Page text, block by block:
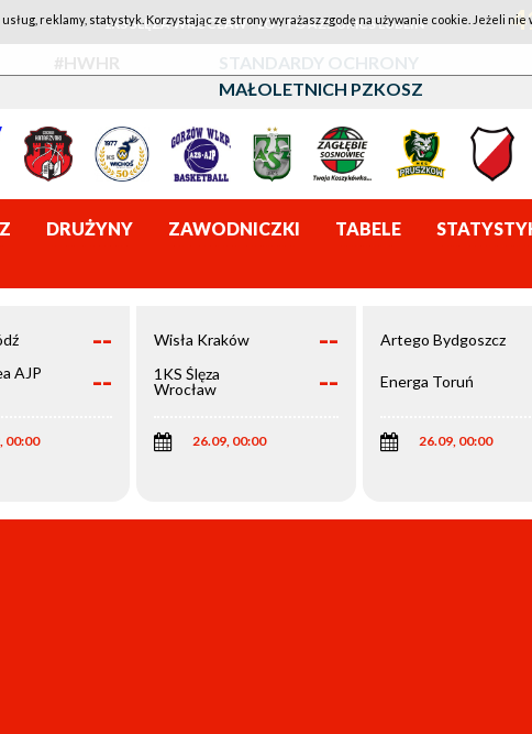
1KS ŚLĘZA WROCŁAW - LOTTO AZS UMCS LUBLIN
#HWHR
STANDARDY OCHRONY
MAŁOLETNICH PZKOSZ
DRUŻYNY ZAWODNICZKI TABELE
--
AJP
--
00:00
Wisła Kraków --
1KS Ślęza
Wrocław
--
26.09, 00:00
Artego Bydgoszcz
Energa Toruń
26.09, 00:00
reklamy, statystyk. Korzystając ze strony wyrażasz zgodę na używanie cookie. Jeżeli nie